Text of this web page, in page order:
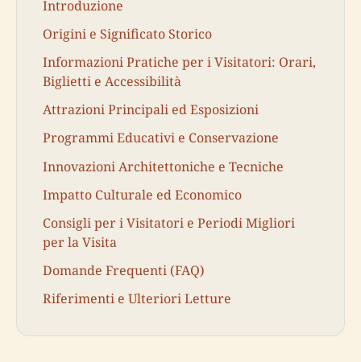
Introduzione
Origini e Significato Storico
Informazioni Pratiche per i Visitatori: Orari,
Biglietti e Accessibilità
Attrazioni Principali ed Esposizioni
Programmi Educativi e Conservazione
Innovazioni Architettoniche e Tecniche
Impatto Culturale ed Economico
Consigli per i Visitatori e Periodi Migliori
per la Visita
Domande Frequenti (FAQ)
Riferimenti e Ulteriori Letture